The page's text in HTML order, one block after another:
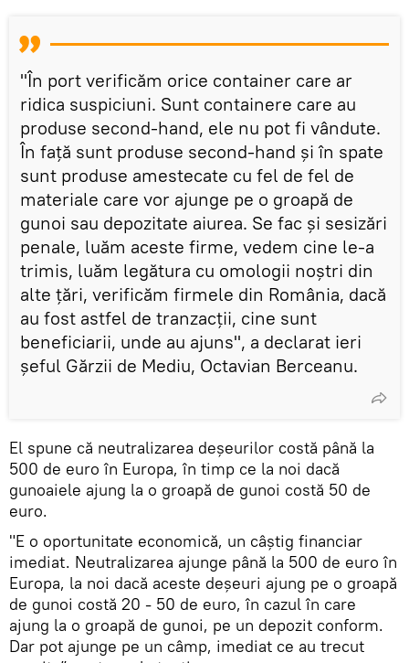
"În port verificăm orice container care ar
ridica suspiciuni. Sunt containere care au
produse second-hand, ele nu pot fi vândute.
În față sunt produse second-hand și în spate
sunt produse amestecate cu fel de fel de
materiale care vor ajunge pe o groapă de
gunoi sau depozitate aiurea. Se fac și sesizări
penale, luăm aceste firme, vedem cine le-a
trimis, luăm legătura cu omologii noștri din
alte țări, verificăm firmele din România, dacă
au fost astfel de tranzacții, cine sunt
beneficiarii, unde au ajuns", a declarat ieri
șeful Gărzii de Mediu, Octavian Berceanu.
El spune că neutralizarea deșeurilor costă până la
500 de euro în Europa, în timp ce la noi dacă
gunoaiele ajung la o groapă de gunoi costă 50 de
euro.
"E o oportunitate economică, un câștig financiar
imediat. Neutralizarea ajunge până la 500 de euro în
Europa, la noi dacă aceste deșeuri ajung pe o groapă
de gunoi costă 20 - 50 de euro, în cazul în care
ajung la o groapă de gunoi, pe un depozit conform.
Dar pot ajunge pe un câmp, imediat ce au trecut